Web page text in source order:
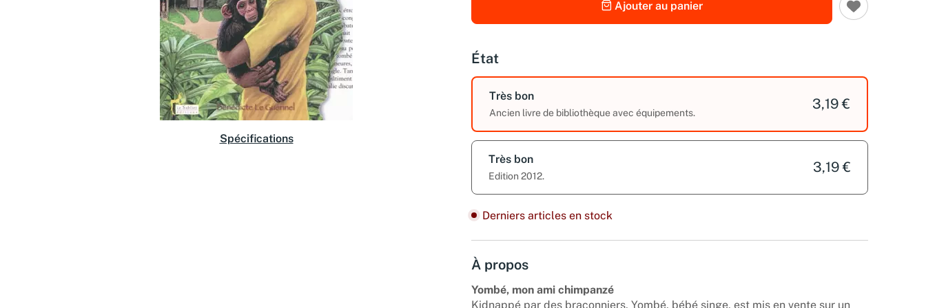
Spécifications
Ajouter au panier
État
Très bon
Ancien livre de bibliothèque avec équipements.
3,19 €
Très bon
Edition 2012.
3,19 €
Derniers articles en stock
À propos
Yombé, mon ami chimpanzé
Kidnappé par des braconniers, Yombé, bébé singe, est mis en vente sur un